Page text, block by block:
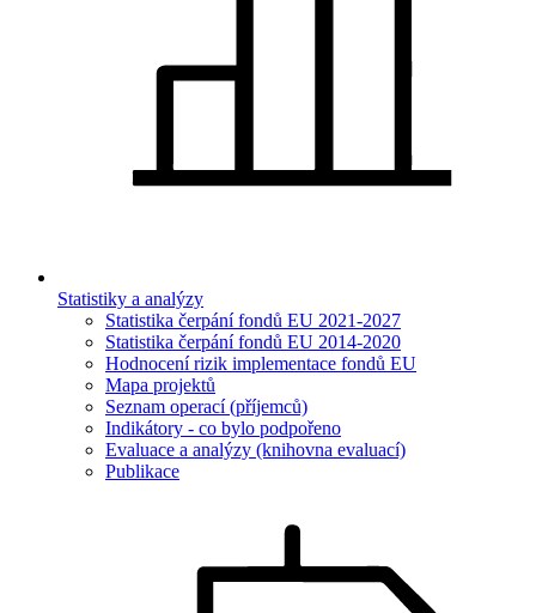
Statistiky a analýzy
Statistika čerpání fondů EU 2021-2027
Statistika čerpání fondů EU 2014-2020
Hodnocení rizik implementace fondů EU
Mapa projektů
Seznam operací (příjemců)
Indikátory - co bylo podpořeno
Evaluace a analýzy (knihovna evaluací)
Publikace